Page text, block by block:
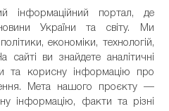
інформаційний портал, де
України та світу. Ми
економіки, технологій,
сайті ви знайдете аналітичні
та корисну інформацію про
Мета нашого проєкту —
інформацію, факти та різні